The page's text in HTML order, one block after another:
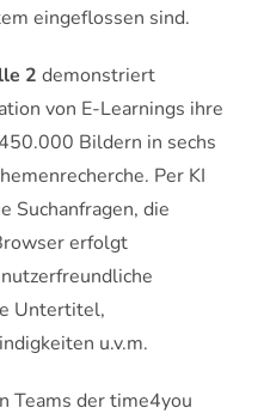
eingeflossen sind.
2 demonstriert
von E-Learnings ihre
Bildern in sechs
Per KI
Suchanfragen, die
erfolgt
Untertitel,
u.v.m.
Teams der time4you